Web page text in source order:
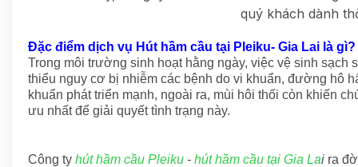
quý khách dành
Đặc điểm dịch vụ Hút hầm cầu tại Pleiku- Gia Lai là gì?
Trong môi trường sinh hoạt hằng ngày, việc vệ sinh
thiểu nguy cơ bị nhiễm các bệnh do vi khuẩn, đường hô
khuẩn phát triển mạnh, ngoài ra, mùi hôi thối còn khiến
ưu nhất để giải quyết tình trạng này.
Công ty hút hầm cầu Pleiku - hút hầm cầu tại Gia Lai ra